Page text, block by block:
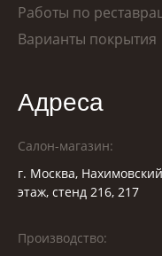
Работы по
Варианты покрытия
Адреса
Салон-магазин:
г. Москва,
этаж, стенд 216, 217
Производство: